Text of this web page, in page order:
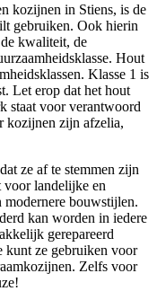
kozijnen in Stiens, is de
gebruiken. Ook hierin
kwaliteit, de
Hout
Klasse 1 is
Let erop dat het hout
staat voor verantwoord
kozijnen zijn afzelia,
ze af te stemmen zijn
voor landelijke en
modernere bouwstijlen.
kan worden in iedere
gerepareerd
kunt ze gebruiken voor
Zelfs voor